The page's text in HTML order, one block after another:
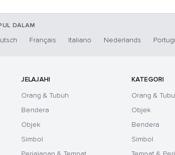
DALAM
Français Italiano Nederlands
JELAJAHI
Orang & Tubuh
Bendera
Objek
Simbol
KATEGORI
Orang &
Objek
Bendera
Simbol